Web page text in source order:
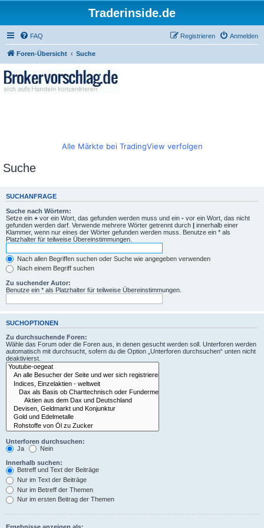
Traderinside.de
FAQ Anmelden
Registrieren
Foren-Übersicht Suche
Alle Märkte bei TradingView verfolgen
Suche
SUCHANFRAGE
Suche nach Wörtern:
Setze ein + vor ein Wort, das gefunden werden muss und ein - vor ein Wort, das nicht
gefunden werden darf. Verwende mehrere Wörter getrennt durch | innerhalb einer
Klammer, wenn nur eines der Wörter gefunden werden muss. Benutze ein * als
Platzhalter für teilweise Übereinstimmungen.
Nach allen Begriffen suchen oder Suche wie angegeben verwenden
Nach einem Begriff suchen
Zu suchender Autor:
Benutze ein * als Platzhalter für teilweise Übereinstimmungen.
SUCHOPTIONEN
Zu durchsuchende Foren:
Wähle das Forum oder die Foren aus, in denen gesucht werden soll. Unterforen werden
automatisch mit durchsucht, sofern du die Option „Unterforen durchsuchen“ unten nicht
deaktivierst.
Unterforen durchsuchen:
Ja
Nein
Innerhalb suchen:
Betreff und Text der Beiträge
Nur im Text der Beiträge
Nur im Betreff der Themen
Nur im ersten Beitrag der Themen